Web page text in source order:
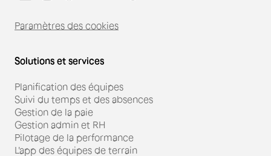
Paramètres des cookies
Solutions et services
Planification des équipes
Suivi du temps et des absences
Gestion de la paie
Gestion admin et RH
Pilotage de la performance
L'app des équipes de terrain